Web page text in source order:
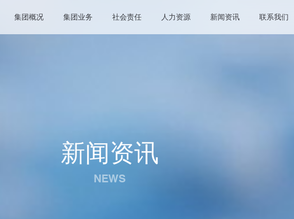
集团概况 集团业务 社会责任 人力资源 新闻资讯 联系我们
新闻资讯
NEWS